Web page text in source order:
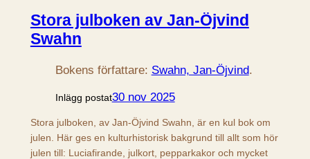
Stora julboken av Jan-Öjvind
Swahn
Bokens författare: Swahn, Jan-Öjvind.
Inlägg postat30 nov 2025
Stora julboken, av Jan-Öjvind Swahn, är en kul bok om
julen. Här ges en kulturhistorisk bakgrund till allt som hör
julen till: Luciafirande, julkort, pepparkakor och mycket